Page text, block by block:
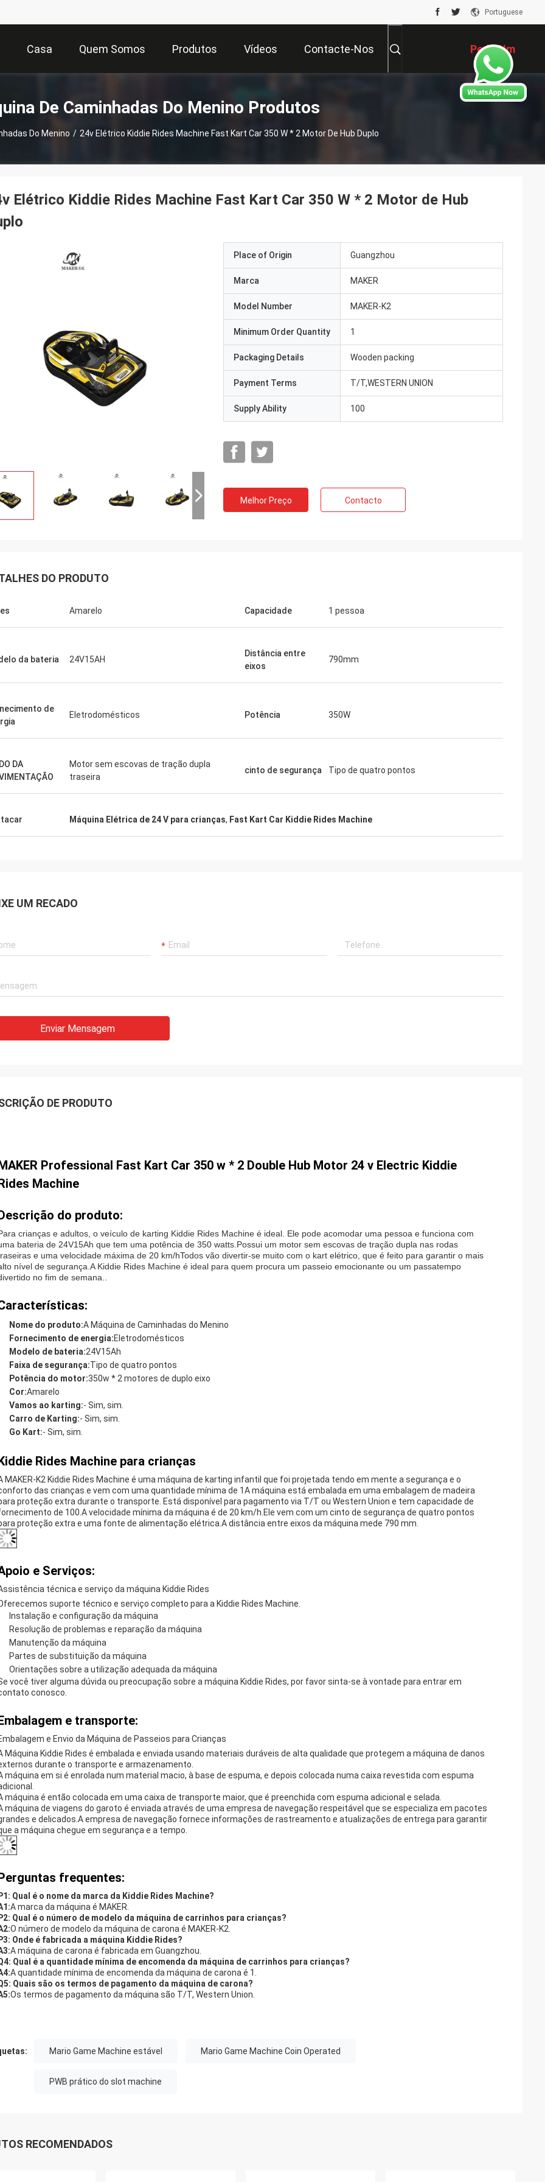
Portuguese
Casa Quem Somos Produtos Vídeos Contacte-Nos Pedir Um
Orçamento
De Caminhadas Do Menino Produtos
Do Menino / 24v Elétrico Kiddie Rides Machine Fast Kart Car 350 W * 2 Motor De Hub Duplo
Elétrico Kiddie Rides Machine Fast Kart Car 350 W * 2 Motor de Hub
Place of Origin Guangzhou
Marca MAKER
Model Number MAKER-K2
Minimum Order Quantity 1
Packaging Details Wooden packing
Payment Terms T/T,WESTERN UNION
Supply Ability 100
Melhor Preço Contacto
DO PRODUTO
Amarelo Capacidade 1 pessoa
da bateria 24V15AH
Distância entre
eixos
790mm
de
Eletrodomésticos Potência 350W
DA
Motor sem escovas de tração dupla
traseira
cinto de segurança Tipo de quatro pontos
Máquina Elétrica de 24 V para crianças, Fast Kart Car Kiddie Rides Machine
UM RECADO
Enviar Mensagem
DE PRODUTO
Professional Fast Kart Car 350 w * 2 Double Hub Motor 24 v Electric Kiddie
Machine
do produto:
crianças e adultos, o veículo de karting Kiddie Rides Machine é ideal. Ele pode acomodar uma pessoa e funciona com
bateria de 24V15Ah que tem uma potência de 350 watts.Possui um motor sem escovas de tração dupla nas rodas
e uma velocidade máxima de 20 km/hTodos vão divertir-se muito com o kart elétrico, que é feito para garantir o mais
nível de segurança.A Kiddie Rides Machine é ideal para quem procura um passeio emocionante ou um passatempo
no fim de semana..
Nome do produto:A Máquina de Caminhadas do Menino
Fornecimento de energia:Eletrodomésticos
Modelo de bateria:24V15Ah
Faixa de segurança:Tipo de quatro pontos
Potência do motor:350w * 2 motores de duplo eixo
Cor:Amarelo
Vamos ao karting:- Sim, sim.
Carro de Karting:- Sim, sim.
Go Kart:- Sim, sim.
Rides Machine para crianças
MAKER-K2 Kiddie Rides Machine é uma máquina de karting infantil que foi projetada tendo em mente a segurança e o
das crianças.e vem com uma quantidade mínima de 1A máquina está embalada em uma embalagem de madeira
proteção extra durante o transporte. Está disponível para pagamento via T/T ou Western Union e tem capacidade de
de 100.A velocidade mínima da máquina é de 20 km/h.Ele vem com um cinto de segurança de quatro pontos
proteção extra e uma fonte de alimentação elétrica.A distância entre eixos da máquina mede 790 mm.
e Serviços:
técnica e serviço da máquina Kiddie Rides
suporte técnico e serviço completo para a Kiddie Rides Machine.
Instalação e configuração da máquina
Resolução de problemas e reparação da máquina
Manutenção da máquina
Partes de substituição da máquina
Orientações sobre a utilização adequada da máquina
você tiver alguma dúvida ou preocupação sobre a máquina Kiddie Rides, por favor sinta-se à vontade para entrar em
conosco.
e transporte:
e Envio da Máquina de Passeios para Crianças
Máquina Kiddie Rides é embalada e enviada usando materiais duráveis de alta qualidade que protegem a máquina de danos
durante o transporte e armazenamento.
máquina em si é enrolada num material macio, à base de espuma, e depois colocada numa caixa revestida com espuma
máquina é então colocada em uma caixa de transporte maior, que é preenchida com espuma adicional e selada.
máquina de viagens do garoto é enviada através de uma empresa de navegação respeitável que se especializa em pacotes
e delicados.A empresa de navegação fornece informações de rastreamento e atualizações de entrega para garantir
a máquina chegue em segurança e a tempo.
frequentes:
Qual é o nome da marca da Kiddie Rides Machine?
A marca da máquina é MAKER.
Qual é o número de modelo da máquina de carrinhos para crianças?
O número de modelo da máquina de carona é MAKER-K2.
Onde é fabricada a máquina Kiddie Rides?
A máquina de carona é fabricada em Guangzhou.
Qual é a quantidade mínima de encomenda da máquina de carrinhos para crianças?
A quantidade mínima de encomenda da máquina de carona é 1.
Quais são os termos de pagamento da máquina de carona?
Os termos de pagamento da máquina são T/T, Western Union.
Mario Game Machine estável Mario Game Machine Coin Operated
PWB prático do slot machine
RECOMENDADOS